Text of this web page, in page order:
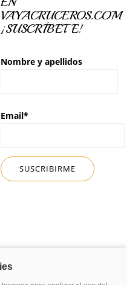
VAYACRUCEROS.COM
¡SUSCRÍBETE!
Nombre y apellidos
Email*